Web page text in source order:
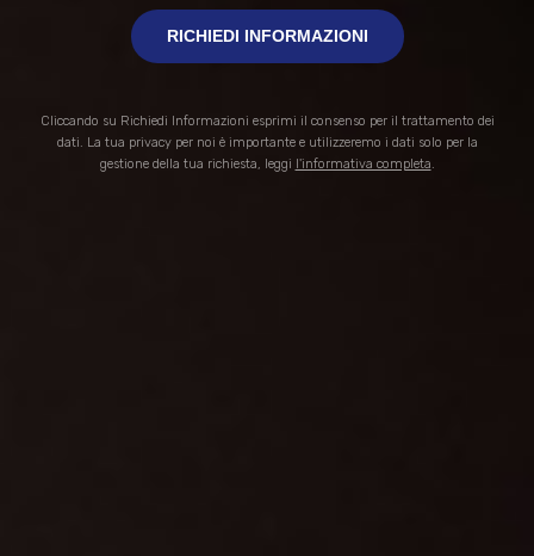
RICHIEDI INFORMAZIONI
Cliccando su Richiedi Informazioni esprimi il consenso per il trattamento dei
dati. La tua privacy per noi è importante e utilizzeremo i dati solo per la
gestione della tua richiesta, leggi l'informativa completa.